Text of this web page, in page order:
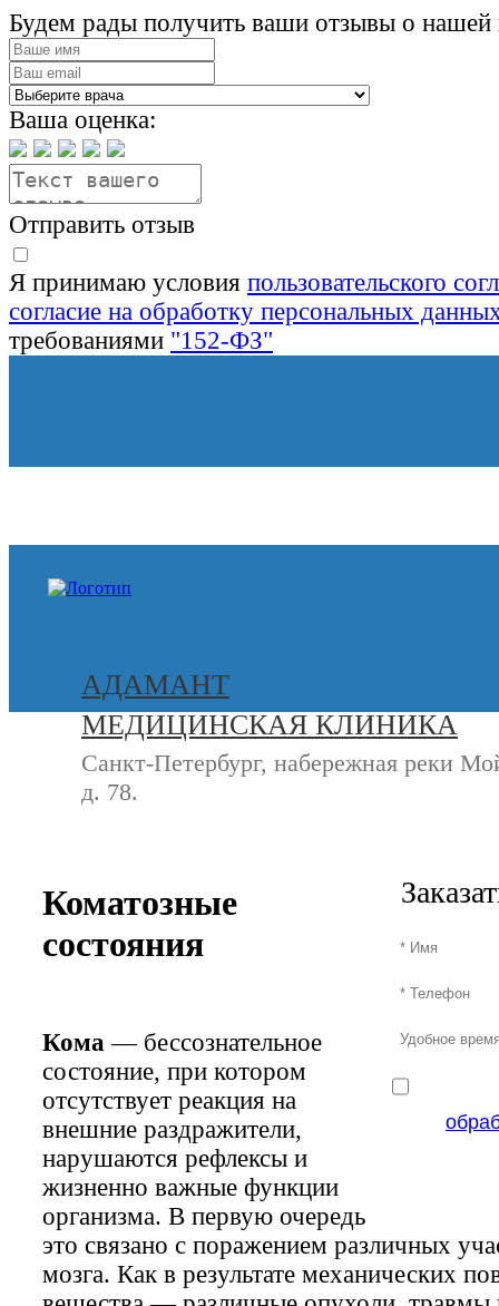
Будем рады получить ваши отзывы о нашей
Ваша оценка:
Отправить отзыв
Я принимаю условия пользовательского
согласие на обработку персональных
требованиями "152-ФЗ"
АДАМАНТ
МЕДИЦИНСКАЯ КЛИНИКА
Санкт-Петербург, набережная реки
д. 78.
Коматозные
состояния
Кома — бессознательное
состояние, при котором
отсутствует реакция на
внешние раздражители,
нарушаются рефлексы и
жизненно важные функции
организма. В первую очередь
это связано с поражением различных
мозга. Как в результате механических